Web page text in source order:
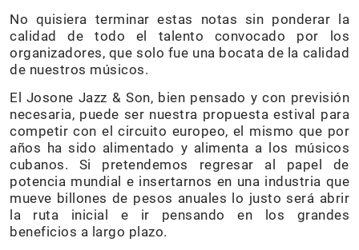
No quisiera terminar estas notas sin ponderar la
calidad de todo el talento convocado por los
organizadores, que solo fue una bocata de la calidad
de nuestros músicos.
El Josone Jazz & Son, bien pensado y con previsión
necesaria, puede ser nuestra propuesta estival para
competir con el circuito europeo, el mismo que por
años ha sido alimentado y alimenta a los músicos
cubanos. Si pretendemos regresar al papel de
potencia mundial e insertarnos en una industria que
mueve billones de pesos anuales lo justo será abrir
la ruta inicial e ir pensando en los grandes
beneficios a largo plazo.